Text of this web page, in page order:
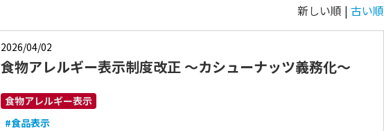
新しい順 | 古い順
2026/04/02
食物アレルギー表示制度改正 ～カシューナッツ義務化～
食物アレルギー表示
#食品表示